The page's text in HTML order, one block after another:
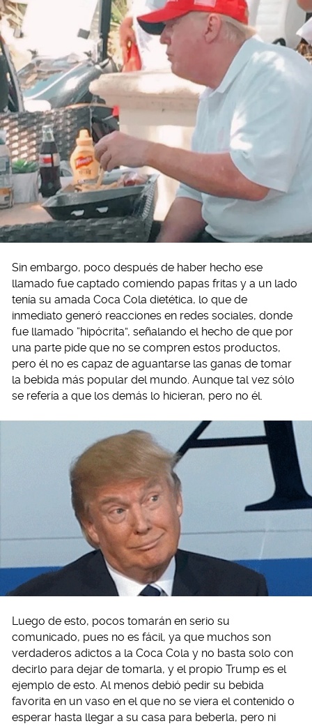
Sin embargo, poco después de haber hecho ese
llamado fue captado comiendo papas fritas y a un lado
tenía su amada Coca Cola dietética, lo que de
inmediato generó reacciones en redes sociales, donde
fue llamado “hipócrita”, señalando el hecho de que por
una parte pide que no se compren estos productos,
pero él no es capaz de aguantarse las ganas de tomar
la bebida más popular del mundo. Aunque tal vez sólo
se refería a que los demás lo hicieran, pero no él.
Luego de esto, pocos tomarán en serio su
comunicado, pues no es fácil, ya que muchos son
verdaderos adictos a la Coca Cola y no basta solo con
decirlo para dejar de tomarla, y el propio Trump es el
ejemplo de esto. Al menos debió pedir su bebida
favorita en un vaso en el que no se viera el contenido o
esperar hasta llegar a su casa para beberla, pero ni